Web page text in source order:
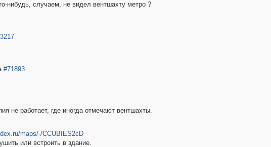
нибудь, случаем, не видел вентшахту метро ?
#71893
не работает, где иногда отмечают вентшахты.
maps/-/CCUBIES2cD
или встроить в здание.